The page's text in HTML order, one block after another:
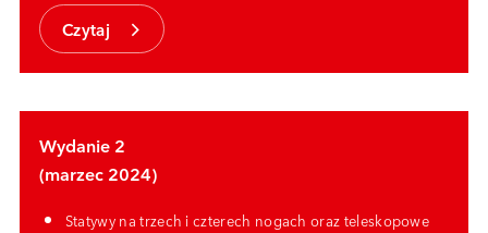
Czytaj
Wydanie 2
(marzec 2024)
Statywy na trzech i czterech nogach oraz teleskopowe